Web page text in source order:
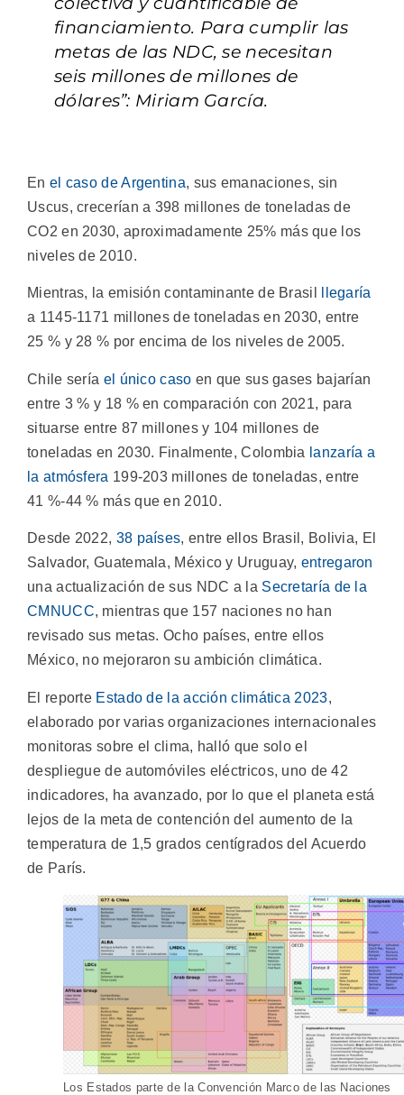
financiamiento. Para cumplir las
metas de las NDC, se necesitan
seis millones de millones de
dólares”: Miriam García.
En el caso de Argentina, sus emanaciones, sin
Uscus, crecerían a 398 millones de toneladas de
CO2 en 2030, aproximadamente 25% más que los
niveles de 2010.
Mientras, la emisión contaminante de Brasil
llegaría
a 1145-1171 millones de toneladas en 2030, entre
25 % y 28 % por encima de los niveles de 2005.
Chile sería el único caso en que sus gases bajarían
entre 3 % y 18 % en comparación con 2021, para
situarse entre 87 millones y 104 millones de
toneladas en 2030. Finalmente, Colombia lanzaría a
la atmósfera 199-203 millones de toneladas, entre
41 %-44 % más que en 2010.
Desde 2022, 38 países, entre ellos Brasil, Bolivia, El
Salvador, Guatemala, México y Uruguay, entregaron
una actualización de sus NDC a la Secretaría de la
CMNUCC, mientras que 157 naciones no han
revisado sus metas. Ocho países, entre ellos
México, no mejoraron su ambición climática.
El reporte Estado de la acción climática 2023,
elaborado por varias organizaciones internacionales
monitoras sobre el clima, halló que solo el
despliegue de automóviles eléctricos, uno de 42
indicadores, ha avanzado, por lo que el planeta está
lejos de la meta de contención del aumento de la
temperatura de 1,5 grados centígrados del Acuerdo
de París.
Los Estados parte de la Convención Marco de las Naciones